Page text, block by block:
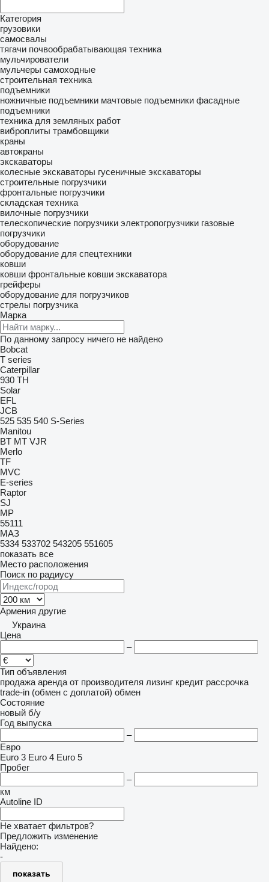
Категория
грузовики
самосвалы
тягачи почвообрабатывающая техника
мульчирователи
мульчеры самоходные
строительная техника
подъемники
ножничные подъемники мачтовые подъемники фасадные
подъемники
техника для земляных работ
виброплиты трамбовщики
краны
автокраны
экскаваторы
колесные экскаваторы гусеничные экскаваторы
строительные погрузчики
фронтальные погрузчики
складская техника
вилочные погрузчики
телескопические погрузчики электропогрузчики газовые
погрузчики
оборудование
оборудование для спецтехники
ковши
ковши фронтальные ковши экскаватора
грейферы
оборудование для погрузчиков
стрелы погрузчика
Марка
По данному запросу ничего не найдено
Bobcat
T series
Caterpillar
930 TH
Solar
EFL
JCB
525 535 540 S-Series
Manitou
BT MT VJR
Merlo
TF
MVC
E-series
Raptor
SJ
MP
55111
МАЗ
5334 533702 543205 551605
показать все
Место расположения
Поиск по радиусу
Армения другие
Украина
Цена
–
Тип объявления
продажа аренда от производителя лизинг кредит рассрочка
trade-in (обмен с доплатой) обмен
Состояние
новый б/у
Год выпуска
–
Евро
Euro 3 Euro 4 Euro 5
Пробег
–
км
Autoline ID
Не хватает фильтров?
Предложить изменение
Найдено:
-
показать